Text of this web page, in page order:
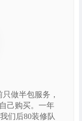
做半包服务，
己购买。一年
们后80装修队